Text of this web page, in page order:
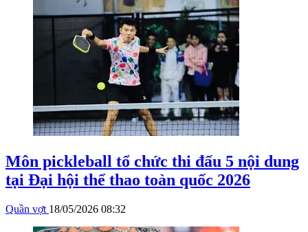
Môn pickleball tổ chức thi đấu 5 nội dung
tại Đại hội thể thao toàn quốc 2026
Quần vợt 18/05/2026 08:32